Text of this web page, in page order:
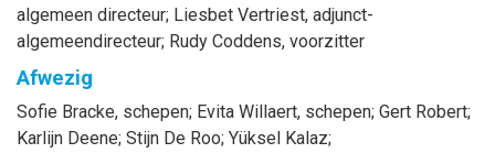
algemeen directeur; Liesbet Vertriest, adjunct-
algemeendirecteur; Rudy Coddens, voorzitter
Afwezig
Sofie Bracke, schepen; Evita Willaert, schepen; Gert Robert;
Karlijn Deene; Stijn De Roo; Yüksel Kalaz;